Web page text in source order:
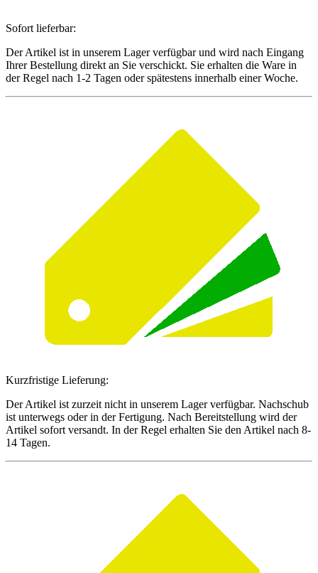
Sofort lieferbar:
Der Artikel ist in unserem Lager verfügbar und wird nach Eingang
Ihrer Bestellung direkt an Sie verschickt. Sie erhalten die Ware in
der Regel nach 1-2 Tagen oder spätestens innerhalb einer Woche.
Kurzfristige Lieferung:
Der Artikel ist zurzeit nicht in unserem Lager verfügbar. Nachschub
ist unterwegs oder in der Fertigung. Nach Bereitstellung wird der
Artikel sofort versandt. In der Regel erhalten Sie den Artikel nach 8-
14 Tagen.